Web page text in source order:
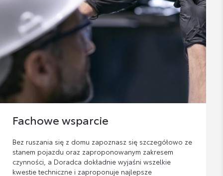
Fachowe wsparcie
Bez ruszania się z domu zapoznasz się szczegółowo ze
stanem pojazdu oraz zaproponowanym zakresem
czynności, a Doradca dokładnie wyjaśni wszelkie
kwestie techniczne i zaproponuje najlepsze